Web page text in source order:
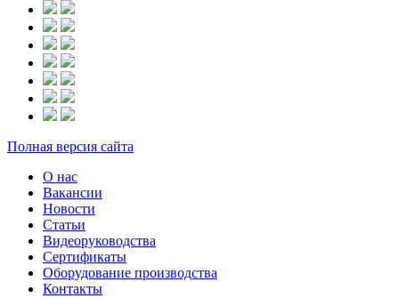
Полная версия сайта
О нас
Вакансии
Новости
Статьи
Видеоруководства
Сертификаты
Оборудование производства
Контакты